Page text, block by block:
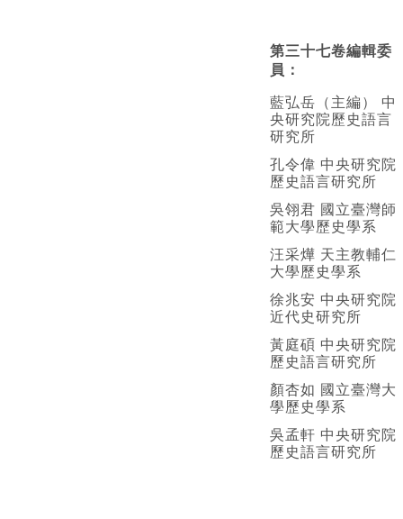
第三十七卷編輯委
員：
藍弘岳（主編） 中
央研究院歷史語言
研究所
孔令偉 中央研究院
歷史語言研究所
吳翎君 國立臺灣師
範大學歷史學系
汪采燁 天主教輔仁
大學歷史學系
徐兆安 中央研究院
近代史研究所
黃庭碩 中央研究院
歷史語言研究所
顏杏如 國立臺灣大
學歷史學系
吳孟軒 中央研究院
歷史語言研究所